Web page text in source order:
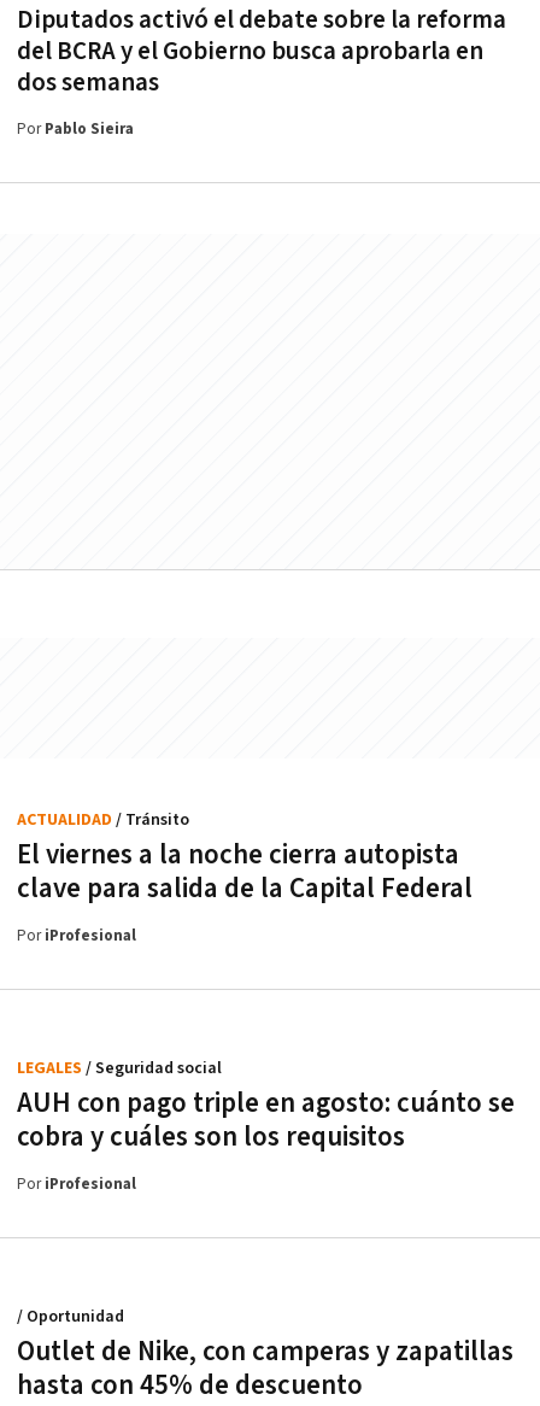
Diputados activó el debate sobre la reforma
del BCRA y el Gobierno busca aprobarla en
dos semanas
PorPablo Sieira
El viernes a la noche cierra autopista
clave para salida de la Capital Federal
ACTUALIDAD / Tránsito
PoriProfesional
AUH con pago triple en agosto: cuánto se
cobra y cuáles son los requisitos
LEGALES / Seguridad social
PoriProfesional
Outlet de Nike, con camperas y zapatillas
hasta con 45% de descuento
/ Oportunidad